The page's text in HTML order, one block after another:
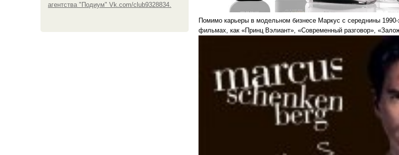
агентства "Подиум" Vk.com/club9328834.
Помимо карьеры в модельном бизнесе Маркус с середнины
фильмах, как «Принц Вэлиант», «Современный разговор»,